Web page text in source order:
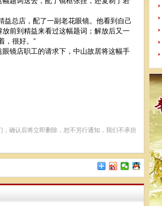
总店，配了一副老花眼镜。他看到自己
前到精益来看过这幅题词；解放后又一
，很好。”
镜店职工的请求下，中山故居将这幅手
确认后将立即删除，恕不另行通知，我们不承担